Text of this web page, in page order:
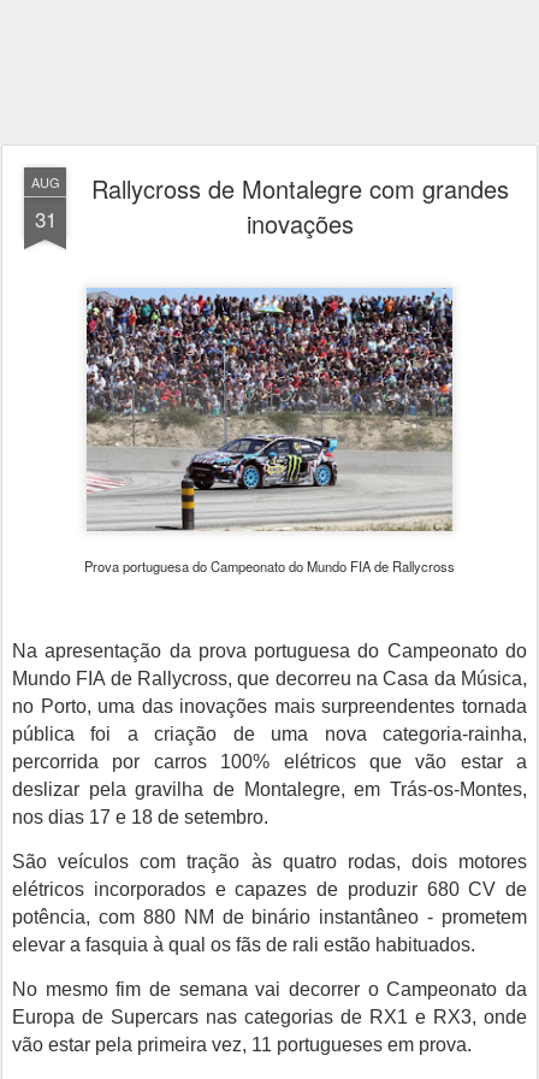
AUG
31
Rallycross de Montalegre com grandes
inovações
Prova portuguesa do Campeonato do Mundo FIA de Rallycross
Na apresentação da prova portuguesa do Campeonato do
Mundo FIA de Rallycross, que decorreu na Casa da Música,
no Porto, uma das inovações mais surpreendentes tornada
pública foi a criação de uma nova categoria-rainha,
percorrida por carros 100% elétricos que vão estar a
deslizar pela gravilha de Montalegre, em Trás-os-Montes,
nos dias 17 e 18 de setembro.
São veículos com tração às quatro rodas, dois motores
elétricos incorporados e capazes de produzir 680 CV de
potência, com 880 NM de binário instantâneo - prometem
elevar a fasquia à qual os fãs de rali estão habituados.
No mesmo fim de semana vai decorrer o Campeonato da
Europa de Supercars nas categorias de RX1 e RX3, onde
vão estar pela primeira vez, 11 portugueses em prova.